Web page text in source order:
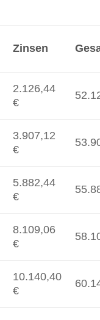
Zinsen
2.126,44
€
3.907,12
€
5.882,44
€
8.109,06
€
10.140,40
€